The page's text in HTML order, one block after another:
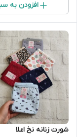
افزودن به
شورت زنانه نخ اعلا